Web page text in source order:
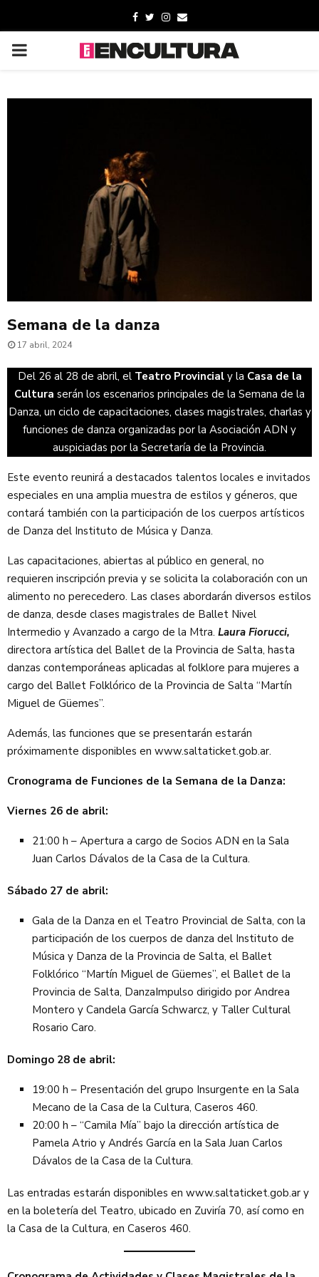
Semana de la danza
17 abril, 2024
Del 26 al 28 de abril, el Teatro Provincial y la Casa de la
Cultura serán los escenarios principales de la Semana de la
Danza, un ciclo de capacitaciones, clases magistrales, charlas y
funciones de danza organizadas por la Asociación ADN y
auspiciadas por la Secretaría de la Provincia.
Este evento reunirá a destacados talentos locales e invitados
especiales en una amplia muestra de estilos y géneros, que
contará también con la participación de los cuerpos artísticos
de Danza del Instituto de Música y Danza.
Las capacitaciones, abiertas al público en general, no
requieren inscripción previa y se solicita la colaboración con un
alimento no perecedero. Las clases abordarán diversos estilos
de danza, desde clases magistrales de Ballet Nivel
Intermedio y Avanzado a cargo de la Mtra. Laura Fiorucci,
directora artística del Ballet de la Provincia de Salta, hasta
danzas contemporáneas aplicadas al folklore para mujeres a
cargo del Ballet Folklórico de la Provincia de Salta “Martín
Miguel de Güemes”.
Además, las funciones que se presentarán estarán
próximamente disponibles en www.saltaticket.gob.ar.
Cronograma de Funciones de la Semana de la Danza:
Viernes 26 de abril:
21:00 h – Apertura a cargo de Socios ADN en la Sala
Juan Carlos Dávalos de la Casa de la Cultura.
Sábado 27 de abril:
Gala de la Danza en el Teatro Provincial de Salta, con la
participación de los cuerpos de danza del Instituto de
Música y Danza de la Provincia de Salta, el Ballet
Folklórico “Martín Miguel de Güemes”, el Ballet de la
Provincia de Salta, DanzaImpulso dirigido por Andrea
Montero y Candela García Schwarcz, y Taller Cultural
Rosario Caro.
Domingo 28 de abril:
19:00 h – Presentación del grupo Insurgente en la Sala
Mecano de la Casa de la Cultura, Caseros 460.
20:00 h – “Camila Mía” bajo la dirección artística de
Pamela Atrio y Andrés García en la Sala Juan Carlos
Dávalos de la Casa de la Cultura.
Las entradas estarán disponibles en www.saltaticket.gob.ar y
en la boletería del Teatro, ubicado en Zuviría 70, así como en
la Casa de la Cultura, en Caseros 460.